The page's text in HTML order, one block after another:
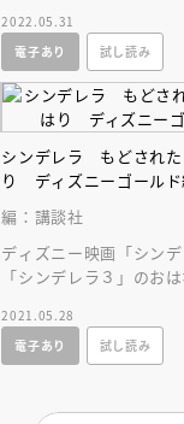
ていたけど…？
2022.05.31
電子あり
試し読み
シンデレラ もどされ
り ディズニーゴール
編：講談社
ディズニー映画「シンデ
「シンデレラ３」のお
す！
2021.05.28
電子あり
試し読み